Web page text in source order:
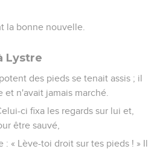
la bonne nouvelle.
Lystre
des pieds se tenait assis ; il
n'avait jamais marché.
ci fixa les regards sur lui et,
être sauvé,
« Lève-toi droit sur tes pieds ! » Il